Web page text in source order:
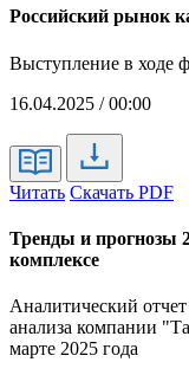
Российский рынок
Выступление в
16.04.2025 / 00:00
Читать Скачать PDF
Тренды и прогнозы
комплексе
Аналитический
анализа компании
марте 2025 года